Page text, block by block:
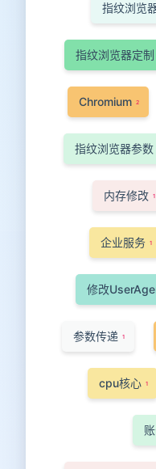
指纹浏览
指纹浏览器定制
Chromium 2
指纹浏览器参数
内存修改 1
企业服务 1
修改
参数传递 1
cpu核心 1